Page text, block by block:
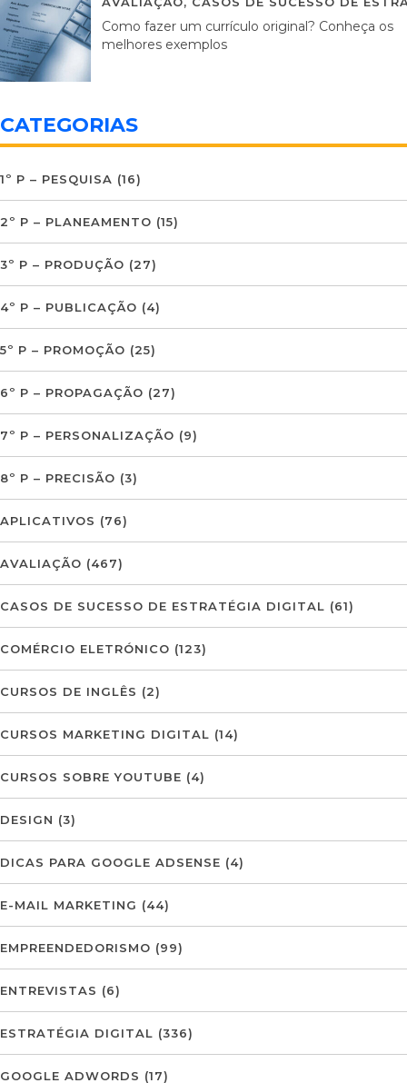
Como fazer um currículo original? Conheça os
melhores exemplos
CATEGORIAS
1º P – PESQUISA (16)
2º P – PLANEAMENTO (15)
3º P – PRODUÇÃO (27)
4º P – PUBLICAÇÃO (4)
5º P – PROMOÇÃO (25)
6º P – PROPAGAÇÃO (27)
7º P – PERSONALIZAÇÃO (9)
8º P – PRECISÃO (3)
APLICATIVOS (76)
AVALIAÇÃO (467)
CASOS DE SUCESSO DE ESTRATÉGIA DIGITAL (61)
COMÉRCIO ELETRÓNICO (123)
CURSOS DE INGLÊS (2)
CURSOS MARKETING DIGITAL (14)
CURSOS SOBRE YOUTUBE (4)
DESIGN (3)
DICAS PARA GOOGLE ADSENSE (4)
E-MAIL MARKETING (44)
EMPREENDEDORISMO (99)
ENTREVISTAS (6)
ESTRATÉGIA DIGITAL (336)
GOOGLE ADWORDS (17)